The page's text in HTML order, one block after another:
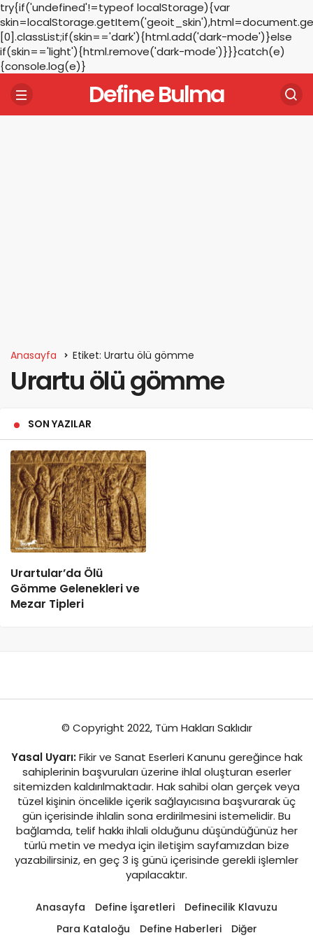
try{if('undefined'!=typeof localStorage){var
[0].classList;if(skin=='dark'){html.add('dark-mode')}else
if(skin=='light'){html.remove('dark-mode')}}}catch(e)
{console.log(e)}
Define Bulma
Anasayfa Etiket: Urartu ölü gömme
Urartu ölü gömme
SON YAZILAR
Urartular’da Ölü
Gömme Gelenekleri ve
Mezar Tipleri
© Copyright 2022, Tüm Hakları Saklıdır
Yasal Uyarı:Fikir ve Sanat Eserleri Kanunu gereğince hak
sahiplerinin başvuruları üzerine ihlal oluşturan eserler
sitemizden kaldırılmaktadır. Hak sahibi olan gerçek veya
tüzel kişinin öncelikle içerik sağlayıcısına başvurarak üç
gün içerisinde ihlalin sona erdirilmesini istemelidir. Bu
bağlamda, telif hakkı ihlali olduğunu düşündüğünüz her
türlü metin ve medya için iletişim sayfamızdan bize
yazabilirsiniz, en geç 3 iş günü içerisinde gerekli işlemler
yapılacaktır.
Anasayfa Define İşaretleri
Definecilik Klavuzu
Para Kataloğu
Define Haberleri Diğer